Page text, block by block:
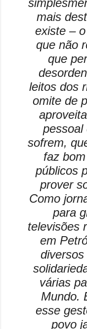
mais
existe –
que não
que
leitos dos
omite de
pessoal
sofrem,
faz
públicos
prover
Como
para
televisões
em
várias
Mundo.
esse
povo